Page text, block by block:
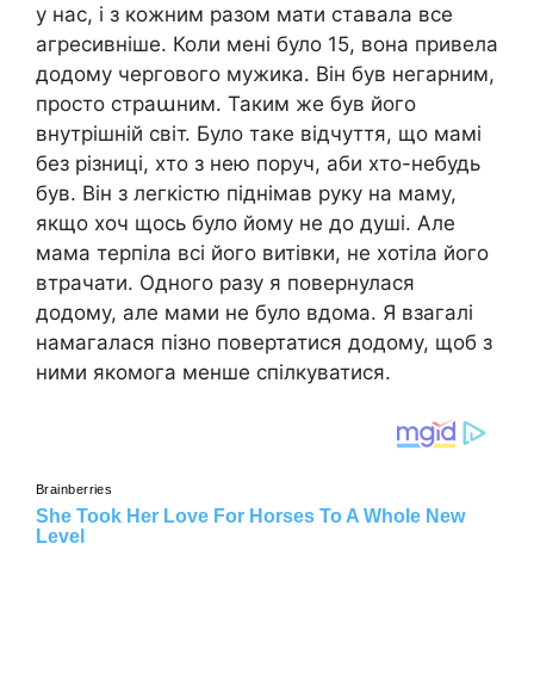
у нас, і з кожним разом мати ставала все
агресивніше. Коли мені було 15, вона привела
додому чергового мужика. Він був негарним,
просто страաним. Таким же був його
внутрішній світ. Було таке відчуття, що мамі
без різниці, хто з нею поруч, аби хто-небудь
був. Він з легкістю піднімав руку на маму,
якщо хоч щось було йому не до душі. Але
мама терпіла всі його витівки, не хотіла його
втрачати. Одного разу я повернулася
додому, але мами не було вдома. Я взагалі
намагалася пізно повертатися додому, щоб з
ними якомога менше спілкуватися.